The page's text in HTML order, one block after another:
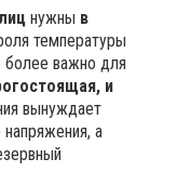
нужны в
температуры
более важно для
и
вынуждает
а